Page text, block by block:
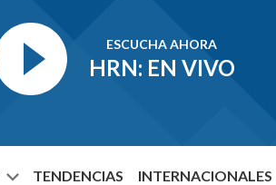
ESCUCHA AHORA
HRN: EN VIVO
TENDENCIAS INTERNACIONALES